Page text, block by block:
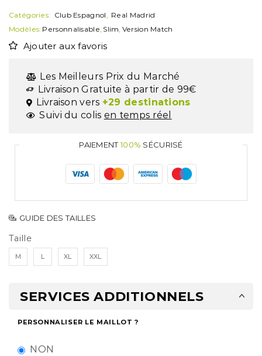
Catégories: Club Espagnol, Real Madrid
Modèles: Personnalisable, Slim, Version Match
Ajouter aux favoris
Les Meilleurs Prix du Marché
Livraison Gratuite à partir de 99€
Livraison vers +29 destinations
Suivi du colis en temps réel
PAIEMENT100% SÉCURISÉ
GUIDE DES TAILLES
Taille
M L XL XXL
SERVICES ADDITIONNELS
PERSONNALISER LE MAILLOT ?
NON